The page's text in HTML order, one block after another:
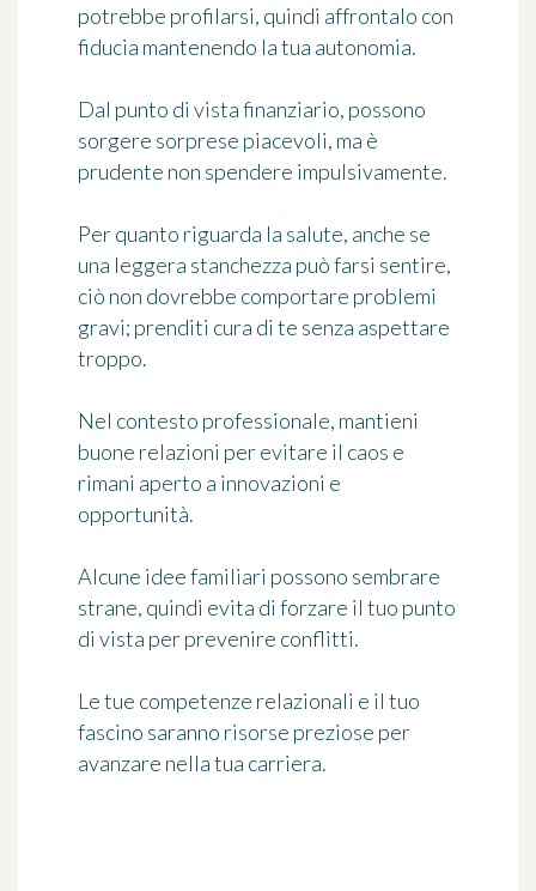
potrebbe profilarsi, quindi affrontalo con
fiducia mantenendo la tua autonomia.
Dal punto di vista finanziario, possono
sorgere sorprese piacevoli, ma è
prudente non spendere impulsivamente.
Per quanto riguarda la salute, anche se
una leggera stanchezza può farsi sentire,
ciò non dovrebbe comportare problemi
gravi; prenditi cura di te senza aspettare
troppo.
Nel contesto professionale, mantieni
buone relazioni per evitare il caos e
rimani aperto a innovazioni e
opportunità.
Alcune idee familiari possono sembrare
strane, quindi evita di forzare il tuo punto
di vista per prevenire conflitti.
Le tue competenze relazionali e il tuo
fascino saranno risorse preziose per
avanzare nella tua carriera.